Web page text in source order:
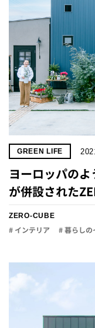
GREEN LIFE
ヨーロッパの
が併設された
ZERO-CUBE
# インテリア # 暮らしの